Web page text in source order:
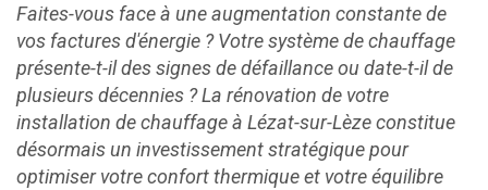
Faites-vous face à une augmentation constante de
vos factures d'énergie ? Votre système de chauffage
présente-t-il des signes de défaillance ou date-t-il de
plusieurs décennies ? La rénovation de votre
installation de chauffage à Lézat-sur-Lèze constitue
désormais un investissement stratégique pour
optimiser votre confort thermique et votre équilibre